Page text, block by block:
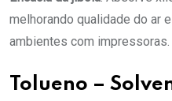
melhorando qualidade do ar
ambientes com impressoras.
Tolueno –